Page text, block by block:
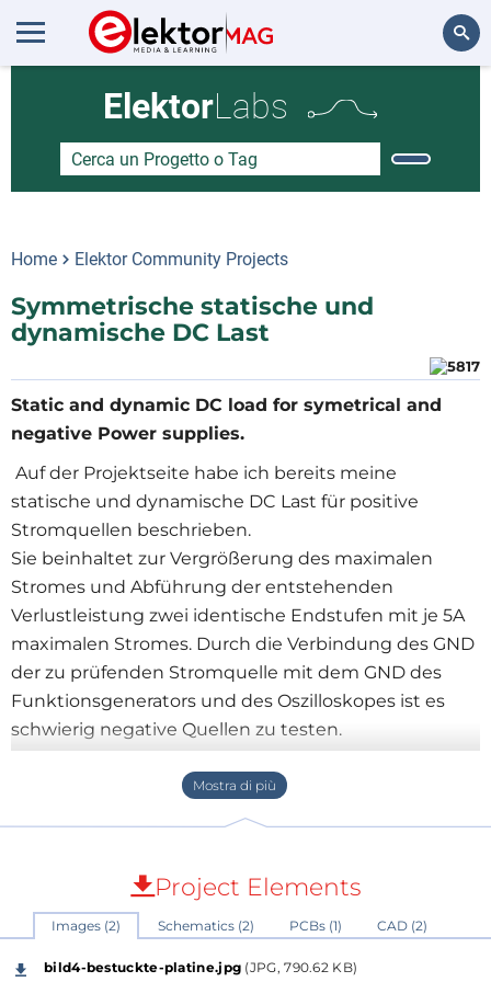
ElektorLabs
Home Elektor Community Projects
Symmetrische statische und
dynamische DC Last
Static and dynamic DC load for symetrical and
Auf der Projektseite habe ich bereits meine
statische und dynamische DC Last für positive
Stromquellen beschrieben.
Sie beinhaltet zur Vergrößerung des maximalen
Stromes und Abführung der entstehenden
Verlustleistung zwei identische Endstufen mit je 5A
maximalen Stromes. Durch die Verbindung des GND
der zu prüfenden Stromquelle mit dem GND des
Funktionsgenerators und des Oszilloskopes ist es
schwierig negative Quellen zu testen.
In dieser Version wurde eine Endstufe so um
designed dass man damit symmetrische aber auch
nur negative Spannungsquellen testen kann.
mit Hilfe eines Funktionsgenerators auch dynamisch
Bild 1zeigt das neue Blockdiagramm.
Project Elements
Images (2) Schematics (2) PCBs (1) CAD (2)
bild4-bestuckte-platine.jpg (JPG, 790.62 KB)